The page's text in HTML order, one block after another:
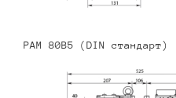
PAM 80B5 (DIN стандарт)